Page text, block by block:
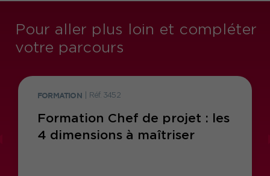
Pour aller plus loin et compléter
votre parcours
FORMATION Réf. 3452
Formation Chef de projet : les
4 dimensions à maîtriser